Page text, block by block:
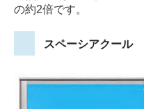
の約2倍です。
スペーシアクール